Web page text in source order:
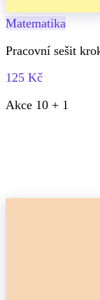
Matematika
Pracovní sešit
125 Kč
Akce 10 + 1